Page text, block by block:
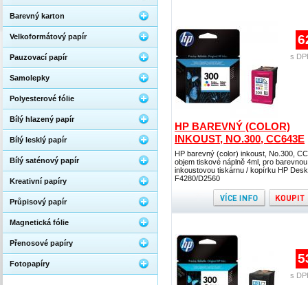
HP BAREVNÝ (COLOR)
INKOUST, NO.300, CC643E
HP barevný (color) inkoust, No.300,
objem tiskové náplně 4ml, pro barevnou
inkoustovou tiskárnu / kopírku HP
F4280/D2560
s
s
Barevný karton
Velkoformátový papír
Pauzovací papír
Samolepky
Polyesterové fólie
Bílý hlazený papír
Bílý lesklý papír
Bílý saténový papír
Kreativní papíry
Průpisový papír
Magnetická fólie
Přenosové papíry
Fotopapíry